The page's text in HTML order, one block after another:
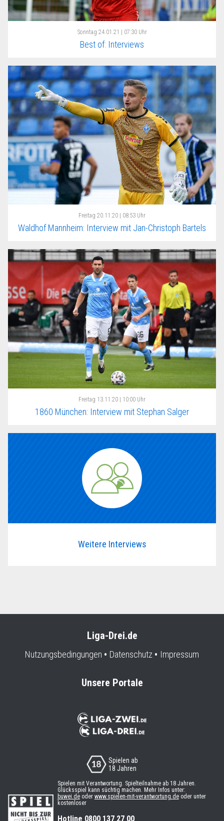
Sonntag 24.01.21 | 07:30 Uhr
Best of: Interviews
Freitag 20.11.20 | 08:53 Uhr
Waldhof Mannheim: Interview mit Jan-Christoph Bartels
Freitag 13.11.20 | 10:00 Uhr
1860 München: Interview mit Stephan Salger
Weitere Interviews
Liga-Drei.de
Nutzungsbedingungen Datenschutz Impressum
Unsere Portale
Spielen ab
18 Jahren
Spielen mit Verantwortung. Spielteilnahme ab 18 Jahren.
Glücksspiel kann süchtig machen. Mehr Infos unter:
buwei.deoder www.spielen-mit-verantwortung.deoder unter
kostenloser
Hotline 0800 137 27 00